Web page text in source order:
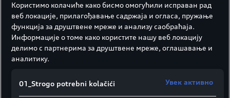
Q7 Resetovati filter
Results (1)
Користимо колачиће како бисмо омогућили исправан рад
веб локације, прилагођавање садржаја и огласа, пружање
функција за друштвене мреже и анализу саобраћаја.
Информације о томе како користите нашу веб локацију
делимо с партнерима за друштвене мреже, оглашавање и
аналитику.
01_Strogo potrebni kolačići Увек активно